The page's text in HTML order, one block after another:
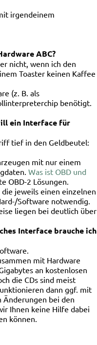
irgendeinem
ABC?
nicht, wenn ich den
Toaster keinen Kaffee
(z. B. als
benötigt.
ein Interface für
tief in den Geldbeutel:
mit nur einem
Was ist OBD und
OBD-2 Lösungen.
jeweils einen einzelnen
Software notwendig.
liegen bei deutlich über
Interface brauche ich
mit Hardware
an kostenlosen
die CDs sind meist
dann ggf. mit
Änderungen bei den
Ihnen keine Hilfe dabei
können.